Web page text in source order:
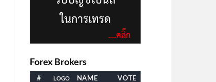
Forex Brokers
# NAME VOTE